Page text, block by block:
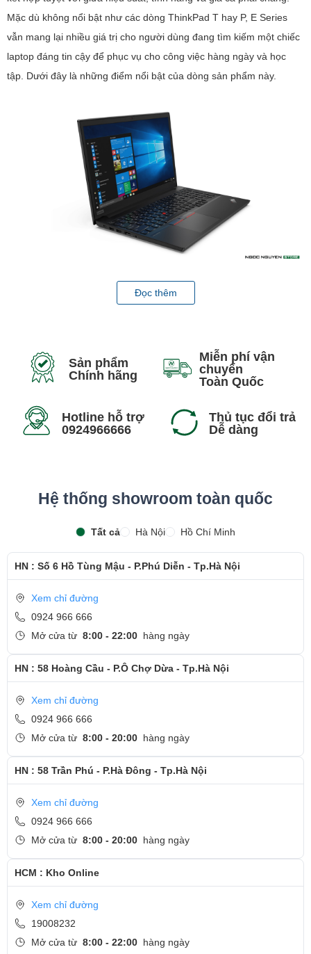
Mặc dù không nổi bật như các dòng ThinkPad T hay P, E Series
vẫn mang lại nhiều giá trị cho người dùng đang tìm kiếm một chiếc
laptop đáng tin cậy để phục vụ cho công việc hàng ngày và học
tập. Dưới đây là những điểm nổi bật của dòng sản phẩm này.
ThinkPad E Series thường có thiết kế tinh tế và hiện đại, với vỏ
đội như các dòng cao cấp hơn, nhưng E Series vẫn được thiết kế
để chịu đựng các va đập nhẹ và có độ bền khá tốt cho nhu cầu sử
dàng mang theo, làm cho chúng trở thành lựa chọn lý tưởng cho
những ai thường xuyên di chuyển.
Màn hình và Âm thanh
Màn hình của ThinkPad E Series thường có độ phân giải từ HD đến
Full HD, mang lại hình ảnh rõ nét và màu sắc sống động. Một số
mẫu còn hỗ trợ công nghệ chống chói, giúp người dùng làm việc
dễ dàng hơn dưới ánh sáng mạnh. Hệ thống âm thanh cũng được
cải thiện với loa tích hợp cho chất lượng âm thanh rõ ràng, đáp
ứng đủ nhu cầu nghe nhạc, xem video và tham gia các cuộc họp
Đọc thêm
Sản phẩm
Chính hãng
Miễn phí vận
chuyển
Toàn Quốc
Hotline hỗ trợ
0924966666
Thủ tục đổi trả
Dễ dàng
Hệ thống showroom toàn quốc
Tất cả Hà Nội Hồ Chí Minh
HN : Số 6 Hồ Tùng Mậu - P.Phú Diễn - Tp.Hà Nội
Xem chỉ đường
0924 966 666
Mở cửa từ 8:00 - 22:00 hàng ngày
HN : 58 Hoàng Cầu - P.Ô Chợ Dừa - Tp.Hà Nội
Xem chỉ đường
0924 966 666
Mở cửa từ 8:00 - 20:00 hàng ngày
HN : 58 Trần Phú - P.Hà Đông - Tp.Hà Nội
Xem chỉ đường
0924 966 666
Mở cửa từ 8:00 - 20:00 hàng ngày
HCM : Kho Online
Xem chỉ đường
19008232
Mở cửa từ 8:00 - 22:00 hàng ngày